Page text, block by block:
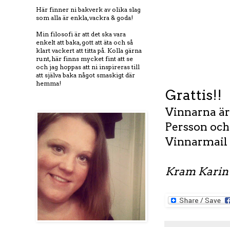
Grattis!!
Vinnarna
Persson
Kram Karin
Här finner ni bakverk av olika slag
som alla är enkla, vackra & goda!
Min filosofi är att det ska vara
enkelt att baka, gott att äta och så
klart vackert att titta på. Kolla gärna
runt, här finns mycket fint att se
och jag hoppas att ni inspireras till
att själva baka något smaskigt där
hemma!